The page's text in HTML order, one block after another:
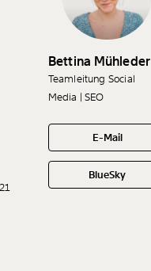
Bettina Mühleder
Teamleitung Social
Media | SEO
E-Mail
BlueSky